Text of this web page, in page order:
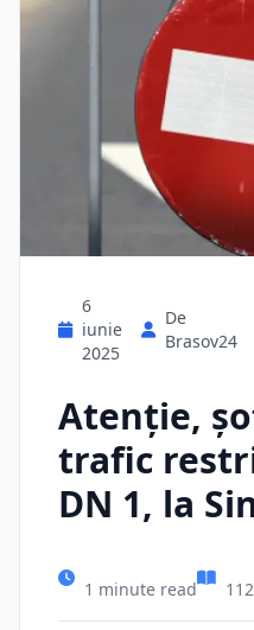
6
iunie
2025
De
Brasov24
Atenţie,
trafic
DN 1, la
1 minute read